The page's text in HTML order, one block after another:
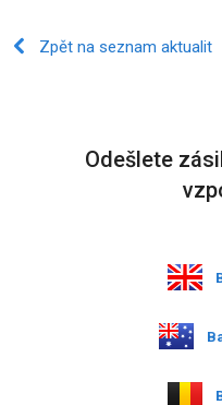
Zpět na seznam aktualit
Odešlete